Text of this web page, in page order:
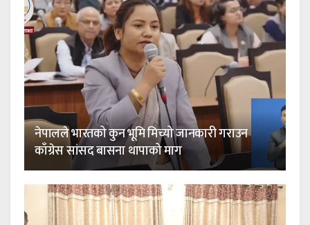
नेपालले भारतको कुन भूमि मिच्यो जानकारी गराउन
काँग्रेस सांसद बासना थापाको माग